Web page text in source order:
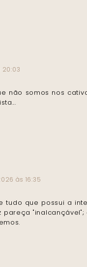
não somos nos
às 16:35
tudo que possui a
pareça